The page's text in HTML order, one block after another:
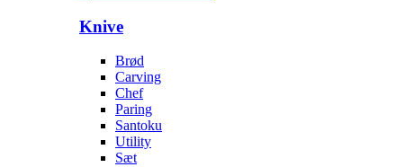
Knive
Brød
Carving
Chef
Paring
Santoku
Utility
Sæt